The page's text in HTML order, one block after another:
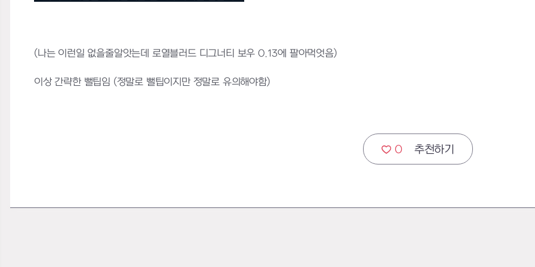
(나는 이런일 없을줄알앗는데 로열블러드 디그너티 보우 0.13에 팔아먹엇음)
이상 간략한 뻘팁임 (정말로 뻘팁이지만 정말로 유의해야함)
0 추천하기